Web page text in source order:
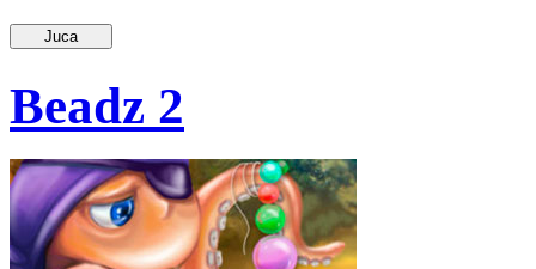
Juca
Beadz 2